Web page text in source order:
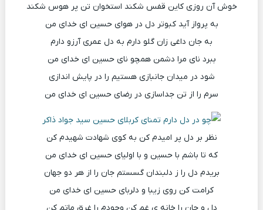
خوش آن روزی کاین قفس شکند استخوان تن پر هوس شکند
به پرواز آید کبوتر دل در هوای حسین ای خدای من
به جان داغی زان گلو دارم به دل عمری آرزو دارم
ببرد نای مرا دشمن همچو نای حسین ای خدای من
شود در میدان جانبازی هستیم را در پایش اندازی
سرم را از تن جداسازی در رضای حسین ای خدای من
نظر بر دل پر امیدم کن به کوی شهادت شهیدم کن
که تا باشم با حسین و با اولیای حسین ای خدای من
بریدم دل را ز دلبندان گسستم جان را از هر دو جهان
کرامت کن روی زیبا و دلربای حسین ای خدای من
دل و جان را خانه ی غم کن وجودم را غرق ماتم کن